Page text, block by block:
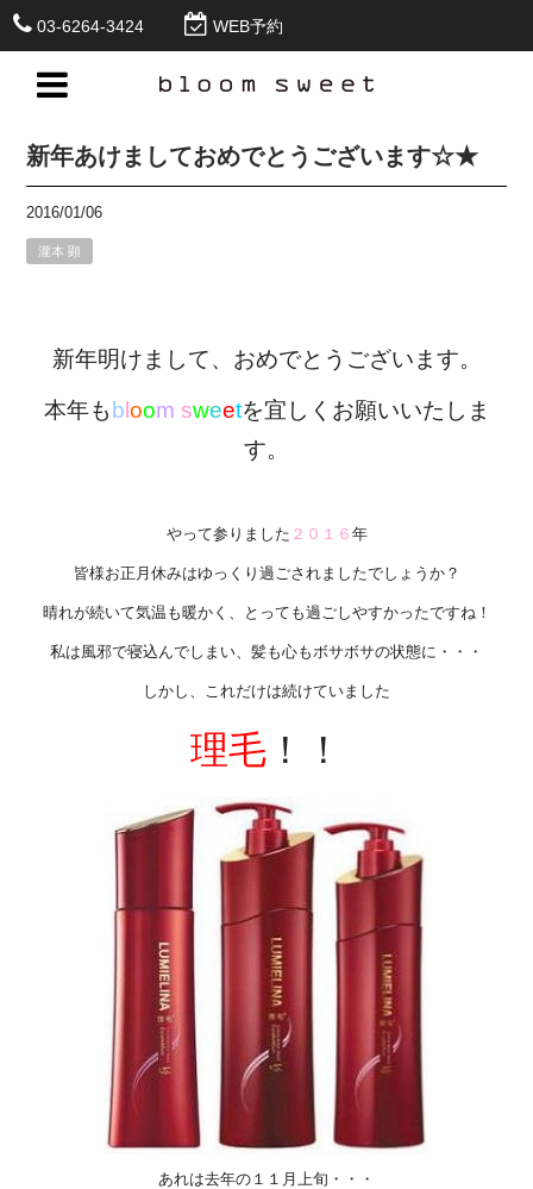
03-6264-3424 WEB予約
新年あけましておめでとうございます☆★
2016/01/06
瀧本 顕
新年明けまして、おめでとうございます。
本年も b oom sweetを宜しくお願いいたしま
す。
やって参りました ２０１６ 年
皆様お正月休みはゆっくり過ごされましたでしょうか？
晴れが続いて気温も暖かく、とっても過ごしやすかったですね！
私は風邪で寝込んでしまい、髪も心もボサボサの状態に・・・
しかし、これだけは続けていました
理毛 ！！
あれは去年の１１月上旬・・・